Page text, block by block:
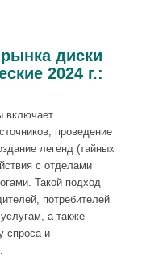
диски
2024 г.:
включает
проведение
легенд (тайных
с отделами
Такой подход
потребителей
а также
спроса и